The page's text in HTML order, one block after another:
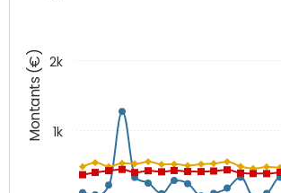
Montants (€) 1k
2k